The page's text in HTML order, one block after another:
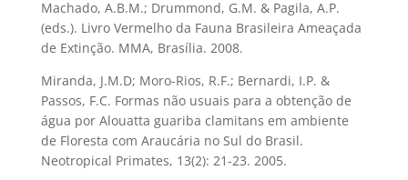
Machado, A.B.M.; Drummond, G.M. & Pagila, A.P.
(eds.). Livro Vermelho da Fauna Brasileira Ameaçada
de Extinção. MMA, Brasília. 2008.
Miranda, J.M.D; Moro-Rios, R.F.; Bernardi, I.P. &
Passos, F.C. Formas não usuais para a obtenção de
água por Alouatta guariba clamitans em ambiente
de Floresta com Araucária no Sul do Brasil.
Neotropical Primates, 13(2): 21-23. 2005.